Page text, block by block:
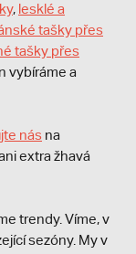
, lesklé a
tašky přes
tašky přes
vybíráme a
nás na
extra žhavá
trendy. Víme, v
sezóny. My v